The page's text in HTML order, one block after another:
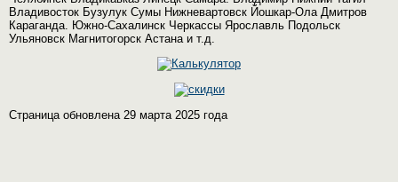
Владивосток Бузулук Сумы Нижневартовск Йошкар-Ола Дмитров
Караганда. Южно-Сахалинск Черкассы Ярославль Подольск
Ульяновск Магнитогорск Астана и т.д.
Страница обновлена 29 марта 2025 года